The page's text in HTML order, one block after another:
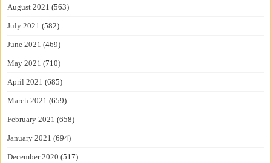
August 2021 (563)
July 2021 (582)
June 2021 (469)
May 2021 (710)
April 2021 (685)
March 2021 (659)
February 2021 (658)
January 2021 (694)
December 2020 (517)